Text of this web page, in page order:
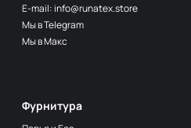
Фурнитура
E-mail: info@runatex.store
Мы в Telegram
Мы в Макс